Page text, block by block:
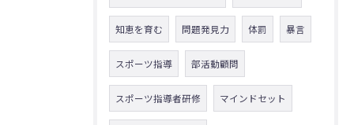
知恵を育む 問題発見力 体罰 暴言
スポーツ指導 部活動顧問
スポーツ指導者研修 マインドセット